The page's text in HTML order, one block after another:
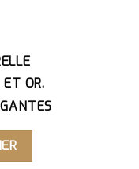
ET OR.
RÉSINE